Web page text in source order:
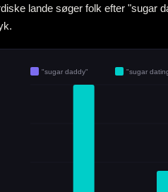
lande søger folk efter "sugar
"sugar daddy" "sugar